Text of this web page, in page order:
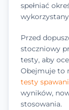
spełniać
Przed
stoczniowy
testy, aby
Obejmuje to
testy
wyników,
stosowania.